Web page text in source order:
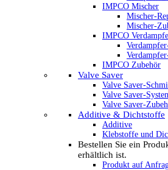
IMPCO Mischer
Mischer-
Mischer-
IMPCO
IMPCO Zubehör
Valve Saver
Valve Saver-
Valve Saver-
Valve Saver-
Additive & Dichtstoffe
Additive
Klebstoffe und
Bestellen Sie ein
erhältlich ist.
Produkt auf